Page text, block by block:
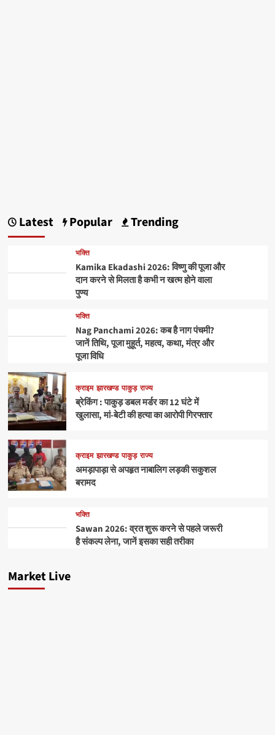
Latest Popular Trending
भक्ति
Kamika Ekadashi 2026: विष्णु की पूजा और
दान करने से मिलता है कभी न खत्म होने वाला
पुण्य
भक्ति
Nag Panchami 2026: कब है नाग पंचमी?
जानें तिथि, पूजा मुहूर्त, महत्व, कथा, मंत्र और
पूजा विधि
क्राइम झारखण्ड पाकुड़ राज्य
ब्रेकिंग : पाकुड़ डबल मर्डर का 12 घंटे में
खुलासा, मां-बेटी की हत्या का आरोपी गिरफ्तार
क्राइम झारखण्ड पाकुड़ राज्य
अमड़ापाड़ा से अपहृत नाबालिग लड़की सकुशल
बरामद
भक्ति
Sawan 2026: व्रत शुरू करने से पहले जरूरी
है संकल्प लेना, जानें इसका सही तरीका
Market Live